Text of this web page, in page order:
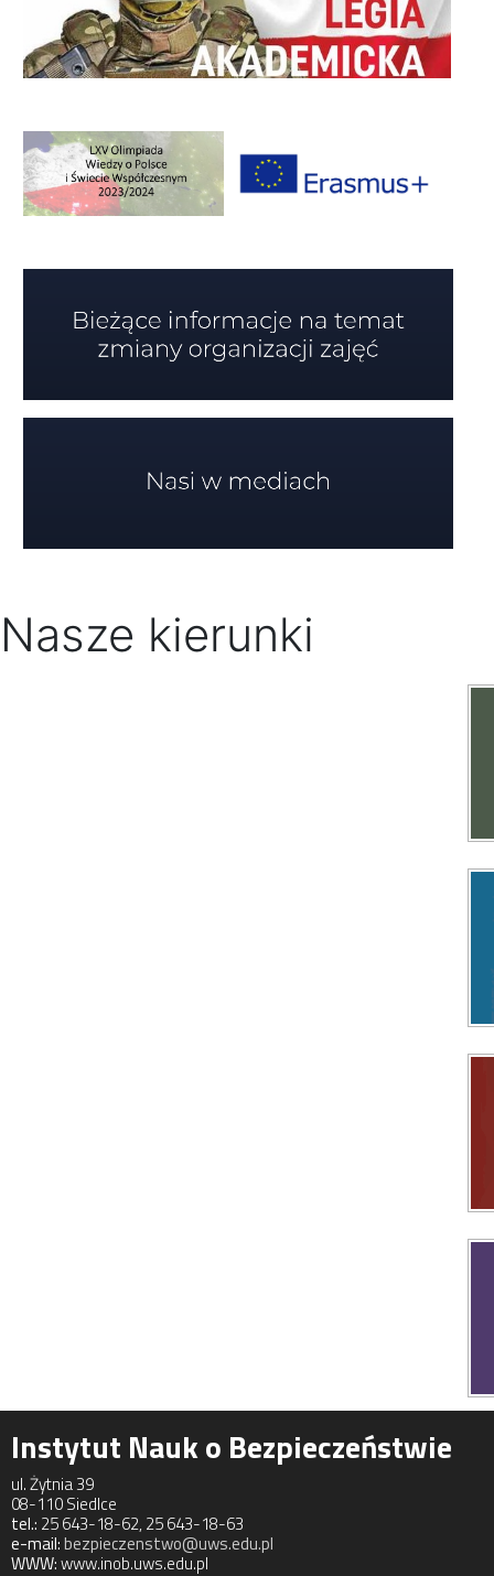
Nasze kierunki
Instytut Nauk o Bezpieczeństwie
ul. Żytnia 39
08-110 Siedlce
tel.: 25 643-18-62, 25 643-18-63
e-mail:bezpieczenstwo@uws.edu.pl
WWW:www.inob.uws.edu.pl